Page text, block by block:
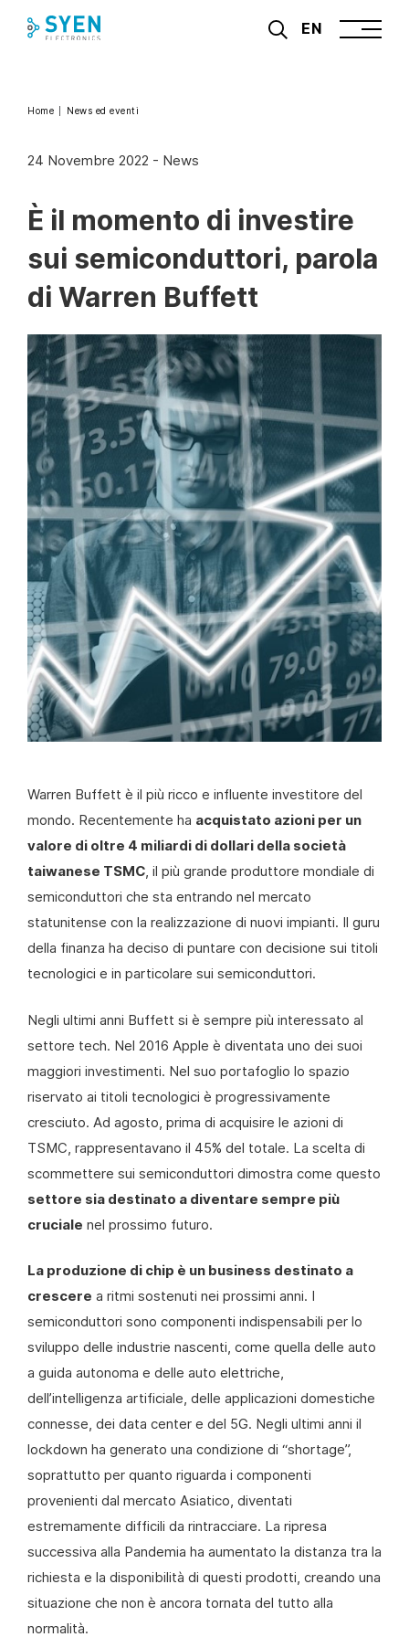
EN
Home News ed eventi
24 Novembre 2022 - News
È il momento di investire
sui semiconduttori, parola
di Warren Buffett
Warren Buffett è il più ricco e influente investitore del
mondo. Recentemente ha acquistato azioni per un
valore di oltre 4 miliardi di dollari della società
taiwanese TSMC, il più grande produttore mondiale di
semiconduttori che sta entrando nel mercato
statunitense con la realizzazione di nuovi impianti. Il guru
della finanza ha deciso di puntare con decisione sui titoli
tecnologici e in particolare sui semiconduttori.
Negli ultimi anni Buffett si è sempre più interessato al
settore tech. Nel 2016 Apple è diventata uno dei suoi
maggiori investimenti. Nel suo portafoglio lo spazio
riservato ai titoli tecnologici è progressivamente
cresciuto. Ad agosto, prima di acquisire le azioni di
TSMC, rappresentavano il 45% del totale. La scelta di
scommettere sui semiconduttori dimostra come questo
settore sia destinato a diventare sempre più
cruciale nel prossimo futuro.
La produzione di chip è un business destinato a
crescere a ritmi sostenuti nei prossimi anni. I
semiconduttori sono componenti indispensabili per lo
sviluppo delle industrie nascenti, come quella delle auto
a guida autonoma e delle auto elettriche,
dell’intelligenza artificiale, delle applicazioni domestiche
connesse, dei data center e del 5G. Negli ultimi anni il
lockdown ha generato una condizione di “shortage”,
soprattutto per quanto riguarda i componenti
provenienti dal mercato Asiatico, diventati
estremamente difficili da rintracciare. La ripresa
successiva alla Pandemia ha aumentato la distanza tra la
richiesta e la disponibilità di questi prodotti, creando una
situazione che non è ancora tornata del tutto alla
normalità.